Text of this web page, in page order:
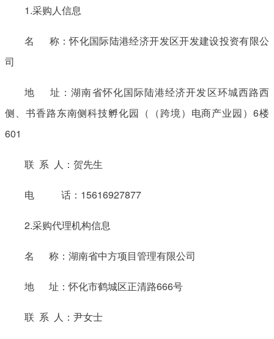
1.采购人信息
名 称：怀化国际陆港经济开发区开发建设投资有限公
司
地 址：湖南省怀化国际陆港经济开发区环城西路西
侧、书香路东南侧科技孵化园（（跨境）电商产业园）6楼
601
联 系 人：贺先生
电 话：15616927877
2.采购代理机构信息
名 称：湖南省中方项目管理有限公司
地 址：怀化市鹤城区正清路666号
联 系 人：尹女士